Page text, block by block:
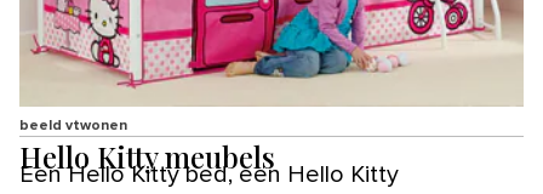
beeld vtwonen
Hello Kitty meubels
Een Hello Kitty bed, een Hello Kitty